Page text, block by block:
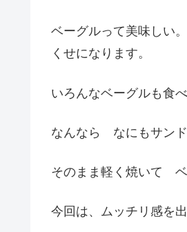
ベーグルって美味しい。
くせになります。
いろんなベーグルも食
なんなら なにもサンド
そのまま軽く焼いて ベ
今回は、ムッチリ感を